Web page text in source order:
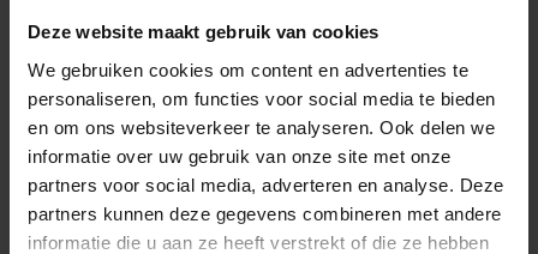
Deze website maakt gebruik van cookies
We gebruiken cookies om content en advertenties te
personaliseren, om functies voor social media te bieden
en om ons websiteverkeer te analyseren. Ook delen we
informatie over uw gebruik van onze site met onze
partners voor social media, adverteren en analyse. Deze
partners kunnen deze gegevens combineren met andere
informatie die u aan ze heeft verstrekt of die ze hebben
organiseren waarbij muziek centraal staat.
Deze tafelloper komt in een handige rol en
is 30 cm breed en maar liefst 5 meter
lang. Het is genoeg voor meerdere tafels
en een groot feest. Het materiaal is 100%
polyester.
Prijs
€ 8,79
TOEVOEGEN
Anderen kochten ook